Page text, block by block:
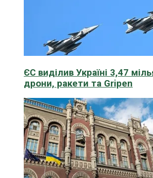
ЄС виділив Україні 3,47
дрони, ракети та Gripen